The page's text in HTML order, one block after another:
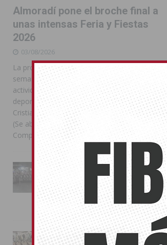
Almoradí pone el broche final a
unas intensas Feria y Fiestas
2026
03/08/2026
La programación reunió durante más de una
semana actos institucionales, conciertos,
actividades familiares, competiciones
deportivas y las celebraciones de Moros y
Cristianos Compártelo: Comparte en Facebook
(Se abre en una ventana nueva) Facebook
Compartir en
La Entrada Cristiana llena de
esplendor las calles de
Almoradí en una multitudinaria
jornada festera
02/08/2026
La magia de la Entrada Mora